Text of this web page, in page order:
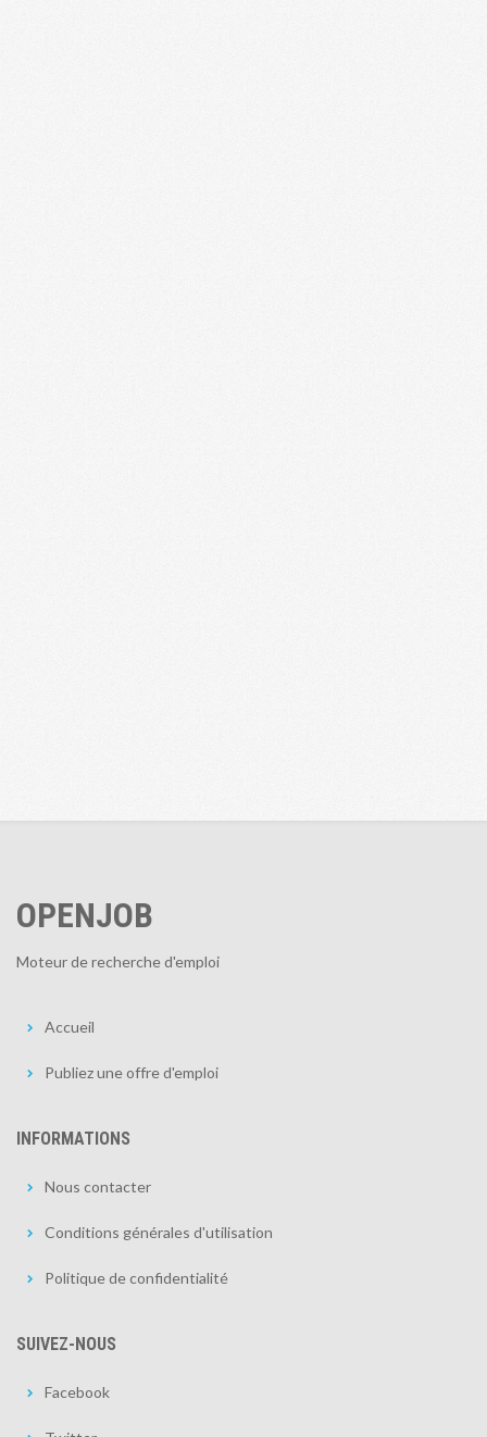
OPENJOB
Moteur de recherche d'emploi
Accueil
Publiez une offre d'emploi
INFORMATIONS
Nous contacter
Conditions générales d'utilisation
Politique de confidentialité
SUIVEZ-NOUS
Facebook